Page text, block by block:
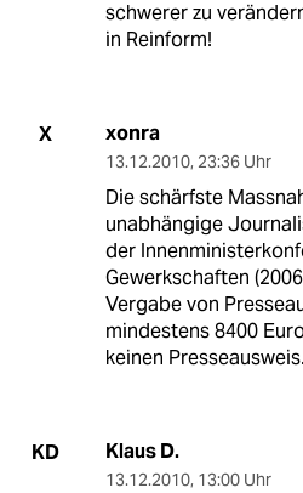
schwerer zu
in Reinform!
X xonra
13.12.2010, 23:36 Uhr
Die schärfste
unabhängige
der
Gewerkschaften
Vergabe von
mindestens 8400
keinen Presseausweis.
KD Klaus D.
13.12.2010, 13:00 Uhr